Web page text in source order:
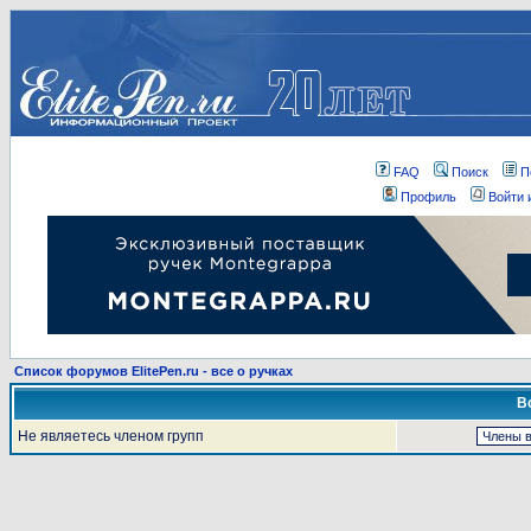
FAQ Поиск
Профиль
Войти
Список форумов ElitePen.ru - все о ручках
Не являетесь членом групп